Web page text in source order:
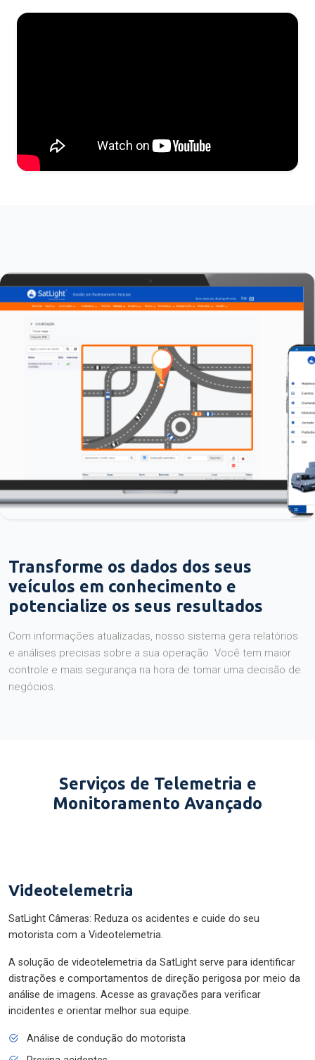
Transforme os dados dos seus
veículos em conhecimento e
potencialize os seus resultados
Com informações atualizadas, nosso sistema gera relatórios
e análises precisas sobre a sua operação. Você tem maior
controle e mais segurança na hora de tomar uma decisão de
negócios.
Serviços de Telemetria e
Monitoramento Avançado
Videotelemetria
SatLight Câmeras: Reduza os acidentes e cuide do seu
motorista com a Videotelemetria.
A solução de videotelemetria da SatLight serve para identificar
distrações e comportamentos de direção perigosa por meio da
análise de imagens. Acesse as gravações para verificar
incidentes e orientar melhor sua equipe.
Análise de condução do motorista